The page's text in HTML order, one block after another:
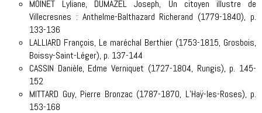
MOINET Lyliane, DUMAZEL Joseph, Un citoyen illustre de
Villecresnes : Anthelme-Balthazard Richerand (1779-1840), p.
133-136
LALLIARD François, Le maréchal Berthier (1753-1815, Grosbois,
Boissy-Saint-Léger), p. 137-144
CASSIN Danièle, Edme Verniquet (1727-1804, Rungis), p. 145-
152
MITTARD Guy, Pierre Bronzac (1787-1870, L’Haÿ-les-Roses), p.
153-168